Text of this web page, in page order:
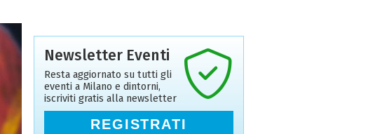
Newsletter Eventi
Resta aggiornato su tutti gli
eventi a Milano e dintorni,
iscriviti gratis alla newsletter
REGISTRATI